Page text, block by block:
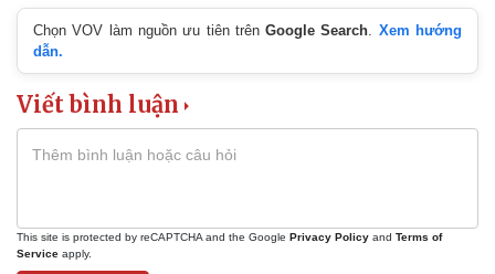
Chọn VOV làm nguồn ưu tiên trênGoogle Search
Xem hướng
dẫn.
Viết bình luận
This site is protected by reCAPTCHA and the Google Privacy Policy and Terms of
Service apply.